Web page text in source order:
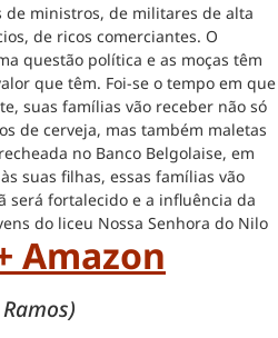
de ministros, de militares de alta
de ricos comerciantes. O
questão política e as moças têm
que têm. Foi-se o tempo em que
suas famílias vão receber não só
de cerveja, mas também maletas
no Banco Belgolaise, em
suas filhas, essas famílias vão
será fortalecido e a influência da
do liceu Nossa Senhora do Nilo
Amazon